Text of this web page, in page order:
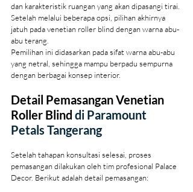
dan karakteristik ruangan yang akan dipasangi tirai.
Setelah melalui beberapa opsi, pilihan akhirnya
jatuh pada venetian roller blind dengan warna abu-
abu terang.
Pemilihan ini didasarkan pada sifat warna abu-abu
yang netral, sehingga mampu berpadu sempurna
dengan berbagai konsep interior.
Detail Pemasangan Venetian
Roller Blind di Paramount
Petals Tangerang
Setelah tahapan konsultasi selesai, proses
pemasangan dilakukan oleh tim profesional Palace
Decor. Berikut adalah detail pemasangan: